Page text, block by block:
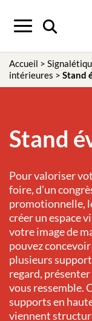
Menu
Accueil >
intérieures > Stand
Stand
Pour valoriser
foire, d’un
promotionnelle,
créer un espace
votre image de
pouvez
plusieurs
regard,
vous ressemble.
supports en
viennent
Panneau de